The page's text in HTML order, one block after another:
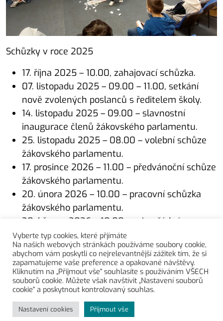
Schůzky v roce 2025
17. října 2025 – 10.00, zahajovací schůzka.
07. listopadu 2025 – 09.00 – 11.00, setkání
nově zvolených poslanců s ředitelem školy.
14. listopadu 2025 – 09.00 – slavnostní
inaugurace členů žákovského parlamentu.
25. listopadu 2025 – 08.00 – volební schůze
žákovského parlamentu.
17. prosince 2026 – 11.00 – předvánoční schůze
žákovského parlamentu.
20. února 2026 – 10.00 – pracovní schůzka
žákovského parlamentu.
30. března 2026 – 10.00 – mimořádná
pracovní schůzka žákovského parlamentu.
29. dubna 2026 – 11:00 – pracovní schůzka
žákovského parlamentu.
Vyberte typ cookies, které přjímáte
Na našich webových stránkách používáme soubory cookie,
abychom vám poskytli co nejrelevantnější zážitek tím, že si
zapamatujeme vaše preference a opakované návštěvy.
Kliknutím na „Přijmout vše“ souhlasíte s používáním VŠECH
souborů cookie. Můžete však navštívit „Nastavení souborů
cookie“ a poskytnout kontrolovaný souhlas.
Nastavení cookies Přijmout vše
Copyright © 2026 Základní škola Ústí nad Orlicí, Bratří Čapků 1332
Potřebujete poradit?